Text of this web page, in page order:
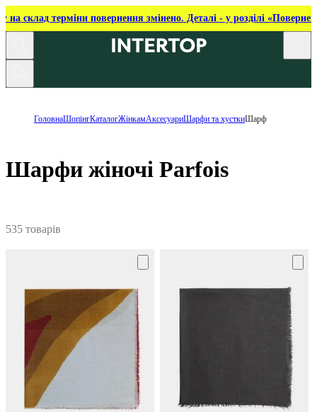
на склад терміни повернення змінено. Деталі - у розділі
ГоловнаШопінгКаталогЖінкамАксесуариШарфи та хусткиШарф
Шарфи жіночі Parfois
535 товарів